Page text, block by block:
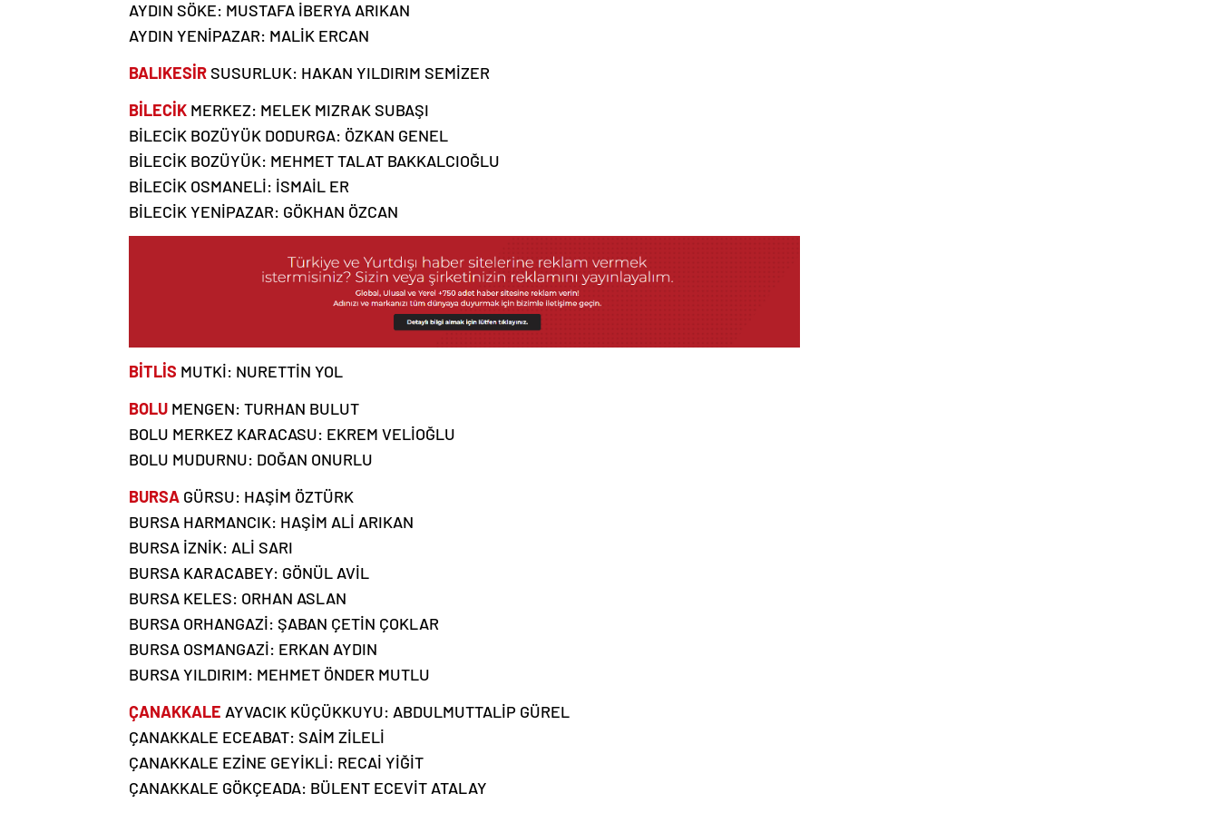
AYDIN SÖKE: MUSTAFA İBERYA ARIKAN
AYDIN YENİPAZAR: MALİK ERCAN
BALIKESİRSUSURLUK: HAKAN YILDIRIM SEMİZER
BİLECİK MERKEZ: MELEK MIZRAK SUBAŞI
BİLECİK BOZÜYÜK DODURGA: ÖZKAN GENEL
BİLECİK BOZÜYÜK: MEHMET TALAT BAKKALCIOĞLU
BİLECİK OSMANELİ: İSMAİL ER
BİLECİK YENİPAZAR: GÖKHAN ÖZCAN
BİTLİS MUTKİ: NURETTİN YOL
BOLU MENGEN: TURHAN BULUT
BOLU MERKEZ KARACASU: EKREM VELİOĞLU
BOLU MUDURNU: DOĞAN ONURLU
BURSA GÜRSU: HAŞİM ÖZTÜRK
BURSA HARMANCIK: HAŞİM ALİ ARIKAN
BURSA İZNİK: ALİ SARI
BURSA KARACABEY: GÖNÜL AVİL
BURSA KELES: ORHAN ASLAN
BURSA ORHANGAZİ: ŞABAN ÇETİN ÇOKLAR
BURSA OSMANGAZİ: ERKAN AYDIN
BURSA YILDIRIM: MEHMET ÖNDER MUTLU
ÇANAKKALE AYVACIK KÜÇÜKKUYU: ABDULMUTTALİP GÜREL
ÇANAKKALE ECEABAT: SAİM ZİLELİ
ÇANAKKALE EZİNE GEYİKLİ: RECAİ YİĞİT
ÇANAKKALE GÖKÇEADA: BÜLENT ECEVİT ATALAY